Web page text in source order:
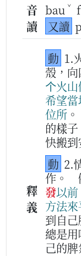
音
讀
bau ˇ
又讀
釋
義
動 1.
殼，向
个火山
希望當
位所 。
的樣
快搬到
動 2.
作。
發以前
方法來
到自
總是
己的脾